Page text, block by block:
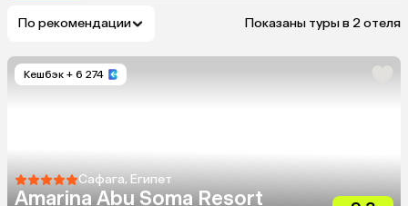
По рекомендации Показаны туры в 2 отеля
Кешбэк + 6 274
Сафага, Египет
Amarina Abu Soma Resort